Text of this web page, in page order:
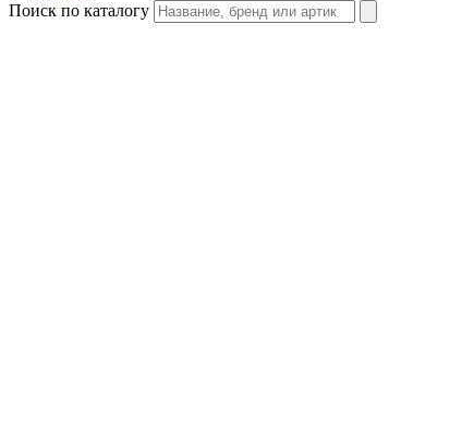
Поиск по каталогу